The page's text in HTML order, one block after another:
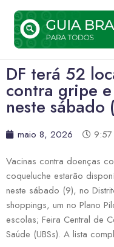
DF terá 52
contra gripe
neste sábado
maio 8, 2026
Vacinas contra doenças
coqueluche estarão
neste sábado (9), no
shoppings, um no Plano
escolas; Feira Central de
Saúde (UBSs). A lista